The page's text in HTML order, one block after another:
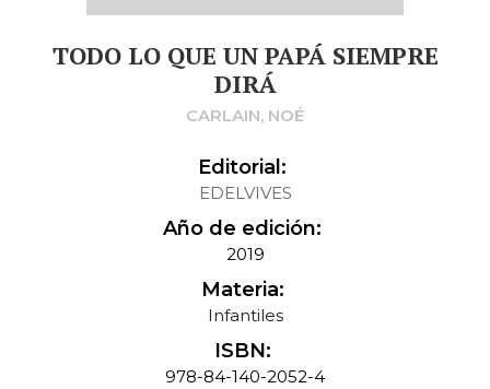
TODO LO QUE UN PAPÁ SIEMPRE
DIRÁ
CARLAIN, NOÉ
Editorial:
EDELVIVES
Año de edición:
2019
Materia:
Infantiles
ISBN:
978-84-140-2052-4